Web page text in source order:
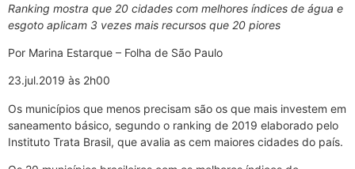
Ranking mostra que 20 cidades com melhores índices de água e
esgoto aplicam 3 vezes mais recursos que 20 piores
Por Marina Estarque – Folha de São Paulo
23.jul.2019 às 2h00
​Os municípios que menos precisam são os que mais investem em
saneamento básico, segundo o ranking de 2019 elaborado pelo
Instituto Trata Brasil, que avalia as cem maiores cidades do país.